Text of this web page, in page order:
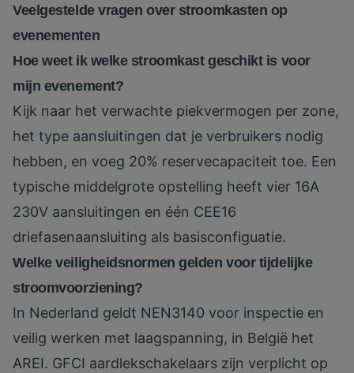
Veelgestelde vragen over stroomkasten op
evenementen
Hoe weet ik welke stroomkast geschikt is voor
mijn evenement?
Kijk naar het verwachte piekvermogen per zone,
het type aansluitingen dat je verbruikers nodig
hebben, en voeg 20% reservecapaciteit toe. Een
typische middelgrote opstelling heeft vier 16A
230V aansluitingen en één CEE16
driefasenaansluiting als basisconfiguatie.
Welke veiligheidsnormen gelden voor tijdelijke
stroomvoorziening?
In Nederland geldt NEN3140 voor inspectie en
veilig werken met laagspanning, in België het
AREI. GFCI aardlekschakelaars zijn verplicht op